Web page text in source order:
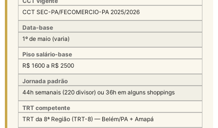
CCT SEC-PA/FECOMERCIO-PA 2025/2026
Data-base
1º de maio (varia)
Piso salário-base
R$ 1600 a R$ 2500
Jornada padrão
44h semanais (220 divisor) ou 36h em alguns shoppings
TRT competente
TRT da 8ª Região (TRT-8) — Belém/PA + Amapá